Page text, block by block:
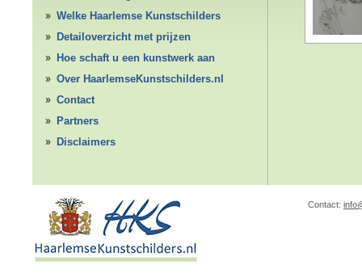
Welke Haarlemse Kunstschilders
Detailoverzicht met prijzen
Hoe schaft u een kunstwerk aan
Over HaarlemseKunstschilders.nl
Contact
Partners
Disclaimers
Contact: